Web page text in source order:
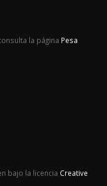
la página Pesa
bajo la licencia Creative